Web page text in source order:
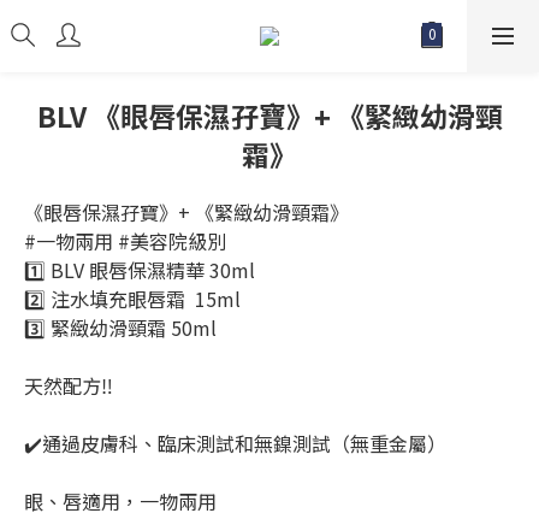
BLV 《眼唇保濕孖寶》+ 《緊緻幼滑頸
霜》
《眼唇保濕孖寶》+ 《緊緻幼滑頸霜》
#一物兩用 #美容院級別
1️⃣ BLV 眼唇保濕精華 30ml
2️⃣ 注水填充眼唇霜  15ml
3️⃣ 緊緻幼滑頸霜 50ml
天然配方‼️
✔️通過皮膚科、臨床測試和無鎳測試（無重金屬）
眼、唇適用，一物兩用